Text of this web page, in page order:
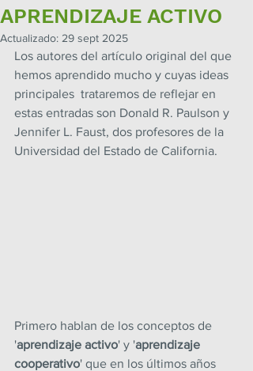
APRENDIZAJE ACTIVO
Actualizado: 29 sept 2025
Los autores del artículo original del que
hemos aprendido mucho y cuyas ideas
principales  trataremos de reflejar en
estas entradas son Donald R. Paulson y
Jennifer L. Faust, dos profesores de la
Universidad del Estado de California.
Primero hablan de los conceptos de
'aprendizaje activo' y 'aprendizaje
cooperativo' que en los últimos años